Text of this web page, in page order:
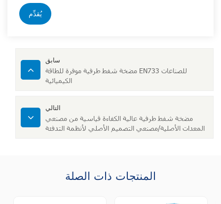
يُقدِّم
سابق
مضخة شفط طرفية موفرة للطاقة EN733 للصناعات
الكيميائية
التالي
مضخة شفط طرفية عالية الكفاءة قياسية من مصنعي
المعدات الأصلية/مصنعي التصميم الأصلي لأنظمة التدفئة
المنتجات ذات الصلة